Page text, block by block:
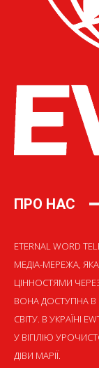
ПРО НАС
ETERNAL WORD
МЕДІА-МЕРЕЖА,
ЦІННОСТЯМИ
ВОНА ДОСТУПНА В
СВІТУ. В УКРАЇНІ
У ВІГІЛІЮ
ДІВИ МАРІЇ.